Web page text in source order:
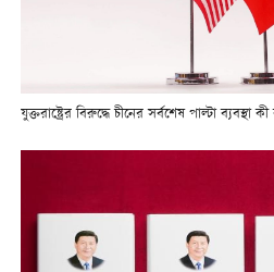
যুক্তরাষ্ট্রের বিরুদ্ধে চীনের সর্বশেষ পাল্টা ব্যবস্থা কী